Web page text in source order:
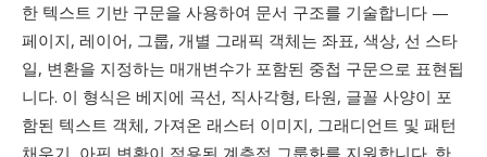
한 텍스트 기반 구문을 사용하여 문서 구조를 기술합니다 —
페이지, 레이어, 그룹, 개별 그래픽 객체는 좌표, 색상, 선 스타
일, 변환을 지정하는 매개변수가 포함된 중첩 구문으로 표현됩
니다. 이 형식은 베지에 곡선, 직사각형, 타원, 글꼴 사양이 포
함된 텍스트 객체, 가져온 래스터 이미지, 그래디언트 및 패턴
채우기, 아핀 변환이 적용된 계층적 그룹화를 지원합니다. 한